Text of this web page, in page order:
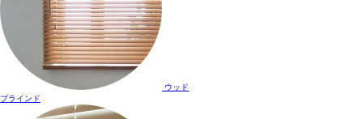
ウッド
ブラインド